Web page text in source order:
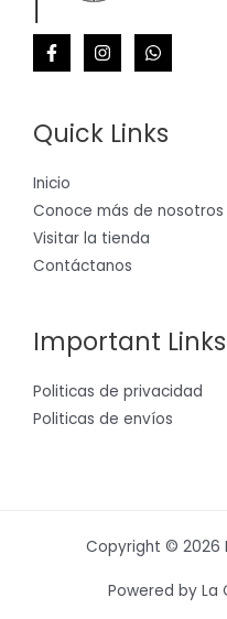
Quick Links
Inicio
Conoce más de nosotros
Visitar la tienda
Contáctanos
Important Links
Politicas de privacidad
Politicas de envíos
Copyright © 2026
Powered by La